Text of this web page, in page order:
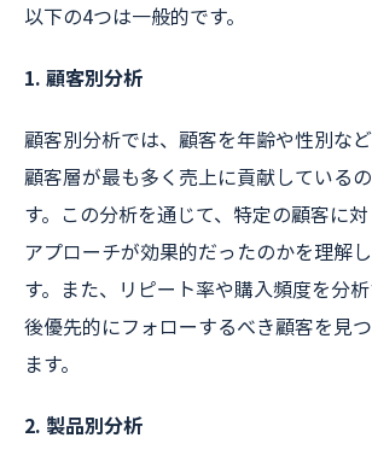
以下の4つは一般的です。
1. 顧客別分析
顧客別分析では、顧客を年齢や性別な
顧客層が最も多く売上に貢献している
す。この分析を通じて、特定の顧客に
アプローチが効果的だったのかを理解
す。また、リピート率や購入頻度を分
後優先的にフォローするべき顧客を見
ます。
2. 製品別分析